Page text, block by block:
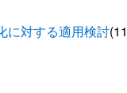
に対する適用検討